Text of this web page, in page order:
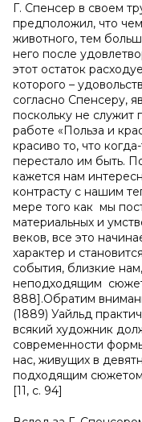
Г. Спенсер в своем
предположил, что
животного, тем
него после
этот остаток
которого –
согласно Спенсеру,
поскольку не
работе «Польза и
красиво то, что
перестало им быть.
кажется нам
контрасту с нашим
мере того как мы
материальных и
веков, все это
характер и
события, близкие
неподходящим
888].Обратим
(1889) Уайльд
всякий художник
современности
нас, живущих в
подходящим
[11, с. 94]